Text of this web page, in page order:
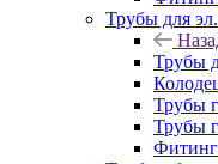
Трубы для
Трубы
Трубы
Трубы